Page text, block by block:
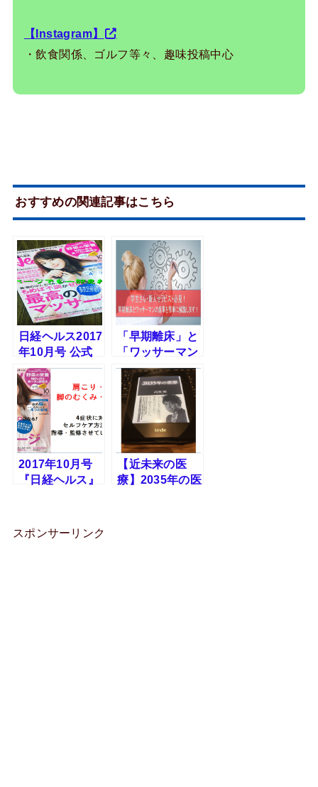
【Instagram】
・飲食関係、ゴルフ等々、趣味投稿中心
おすすめの関連記事はこちら
日経ヘルス2017
年10月号 公式
ホームページで
も一部紹介して
くれてます
「早期離床」と
「ワッサーマン
の歯車」。まさ
かこれを知らな
い療法士はいま
せんよね？すぐ
に理解できま
す。
2017年10月号
『日経ヘルス』
み・腕の疲れに
対するセルフケ
【近未来の医
療】2035年の医
スポンサーリンク